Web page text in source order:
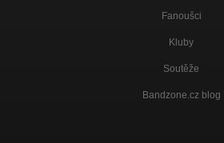
Fanoušci
Kluby
Soutěže
Bandzone.cz blog